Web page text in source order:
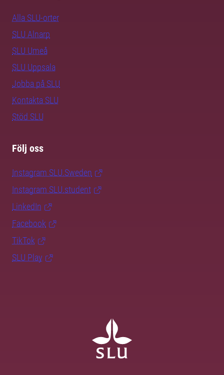
Alla SLU-orter
SLU Alnarp
SLU Umeå
SLU Uppsala
Jobba på SLU
Kontakta SLU
Stöd SLU
Följ oss
Instagram SLU.Sweden
Instagram SLU.student
LinkedIn
Facebook
TikTok
SLU Play